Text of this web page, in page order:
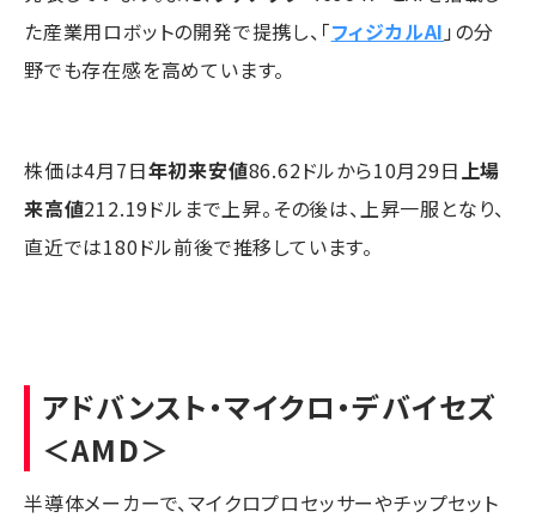
た産業用ロボットの開発で提携し、「フィジカルAI 」の分
野でも存在感を高めています。
株価は4月7日年初来安値86.62ドルから10月29日上場
来高値212.19ドルまで上昇。その後は、上昇一服となり、
直近では180ドル前後で推移しています。
アドバンスト・マイクロ・デバイセズ
＜AMD＞
半導体メーカーで、マイクロプロセッサーやチップセット